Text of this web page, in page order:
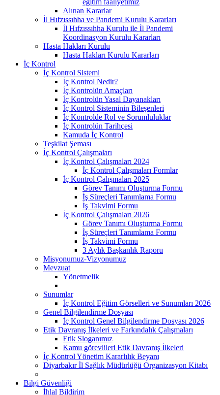
Alınan Kararlar
İl Hıfzıssıhha ve Pandemi Kurulu Kararları
İl Hıfzıssıhha Kurulu ile İl Pandemi
Koordinasyon Kurulu Kararları
Hasta Hakları Kurulu
Hasta Hakları Kurulu Kararları
İç Kontrol
İç Kontrol Sistemi
İç Kontrol Nedir?
İç Kontrolün Amaçları
İç Kontrolün Yasal Dayanakları
İç Kontrol Sisteminin Bileşenleri
İç Kontrolde Rol ve Sorumluluklar
İç Kontrolün Tarihçesi
Kamuda İç Kontrol
Teşkilat Şeması
İç Kontrol Çalışmaları
İç Kontrol Çalışmaları 2024
İç Kontrol Çalışmaları Formlar
İç Kontrol Çalışmaları 2025
Görev Tanımı Oluşturma Formu
İş Süreçleri Tanımlama Formu
İş Takvimi Formu
İç Kontrol Çalışmaları 2026
Görev Tanımı Oluşturma Formu
İş Süreçleri Tanımlama Formu
İş Takvimi Formu
3 Aylık Başkanlık Raporu
Misyonumuz-Vizyonumuz
Mevzuat
Yönetmelik
Sunumlar
İç Kontrol Eğitim Görselleri ve Sunumları 2026
Genel Bilgilendirme Dosyası
İç Kontrol Genel Bilgilendirme Dosyası 2026
Etik Davranış İlkeleri ve Farkındalık Çalışmaları
Etik Sloganımız
Kamu görevlileri Etik Davranış İlkeleri
İç Kontrol Yönetim Kararlılık Beyanı
Diyarbakır İl Sağlık Müdürlüğü Organizasyon Kitabı
Bilgi Güvenliği
İhlal Bildirim